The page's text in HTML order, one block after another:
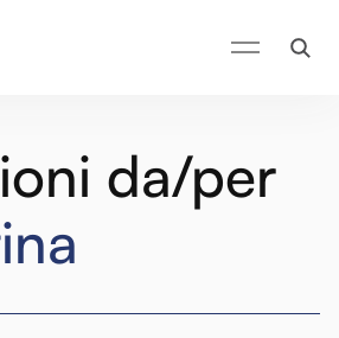
da/per